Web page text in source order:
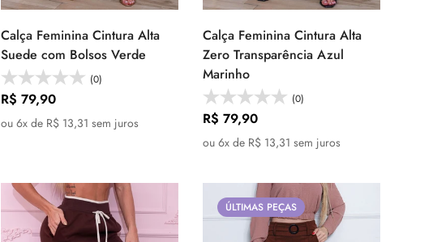
Selecione as
opções
Calça Feminina Cintura Alta
Suede com Bolsos Verde
(0)
Preço
regular
R$ 79,90
ou 6x de R$ 13,31 sem juros
Selecione as
opções
Calça Feminina Cintura Alta
Zero Transparência Azul
Marinho
(0)
Preço
regular
R$ 79,90
ou 6x de R$ 13,31 sem juros
ÚLTIMAS PEÇAS